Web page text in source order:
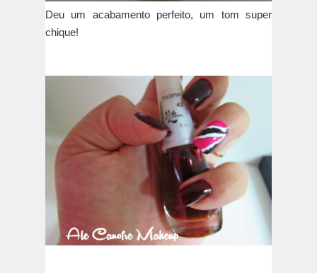
Deu um acabamento perfeito, um tom super
chique!